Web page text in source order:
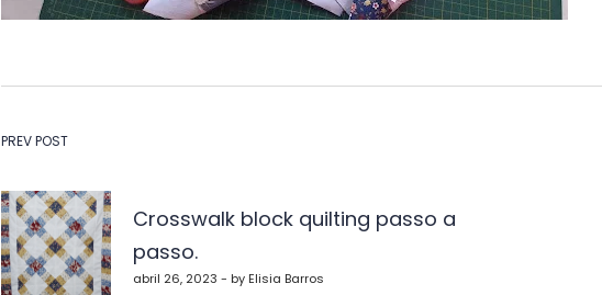
Navegação
de
Post
PREV POST
Crosswalk block quilting passo a
passo.
abril 26, 2023 - by Elisia Barros